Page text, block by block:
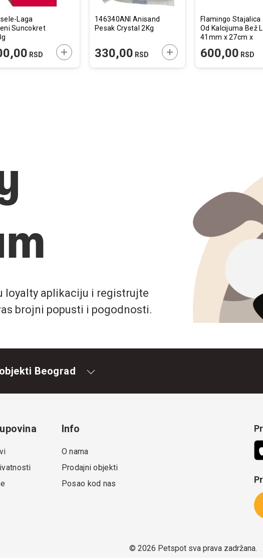
Laga
Suncokret
RSD DODAJTE U KORPU
146340ANI Anisand
Pesak Crystal 2Kg
330,00 RSD DODAJTE U KORPU
Flamingo Stajalica
Od Kalcijuma Bež L
41mm x 27cm x
600,00 RSD
loyalty aplikaciju i registrujte
brojni popusti i pogodnosti.
Beograd
Info
O nama
Prodajni objekti
Posao kod nas
© 2026 Petspot sva prava zadržana.